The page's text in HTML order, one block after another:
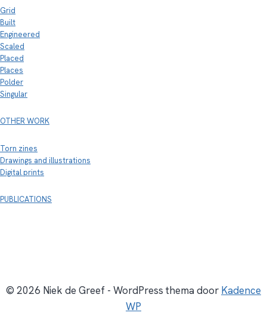
Grid
Built
Engineered
Scaled
Placed
Places
Polder
Singular
OTHER WORK
Torn zines
Drawings and illustrations
Digital prints
PUBLICATIONS
© 2026 Niek de Greef - WordPress thema door Kadence
WP